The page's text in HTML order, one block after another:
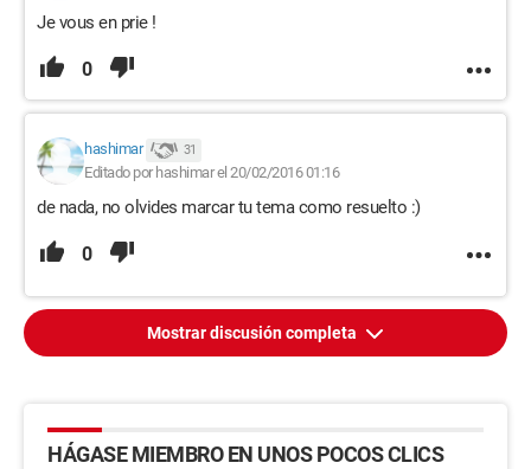
Je vous en prie !
0
hashimar 31
Editado por hashimar el 20/02/2016 01:16
de nada, no olvides marcar tu tema como resuelto :)
0
Mostrar discusión completa
HÁGASE MIEMBRO EN UNOS POCOS CLICS